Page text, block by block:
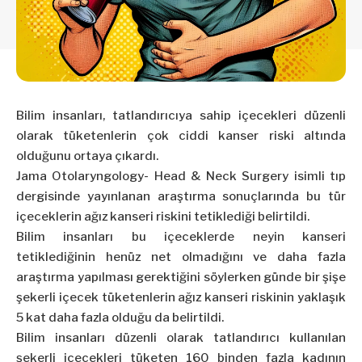
Bilim insanları, tatlandırıcıya sahip içecekleri düzenli
olarak tüketenlerin çok ciddi kanser riski altında
olduğunu ortaya çıkardı.
Jama Otolaryngology- Head & Neck Surgery isimli tıp
dergisinde yayınlanan araştırma sonuçlarında bu tür
içeceklerin ağız kanseri riskini tetiklediği belirtildi.
Bilim insanları bu içeceklerde neyin kanseri
tetiklediğinin henüz net olmadığını ve daha fazla
araştırma yapılması gerektiğini söylerken günde bir şişe
şekerli içecek tüketenlerin ağız kanseri riskinin yaklaşık
5 kat daha fazla olduğu da belirtildi.
Bilim insanları düzenli olarak tatlandırıcı kullanılan
şekerli içecekleri tüketen 160 binden fazla kadının